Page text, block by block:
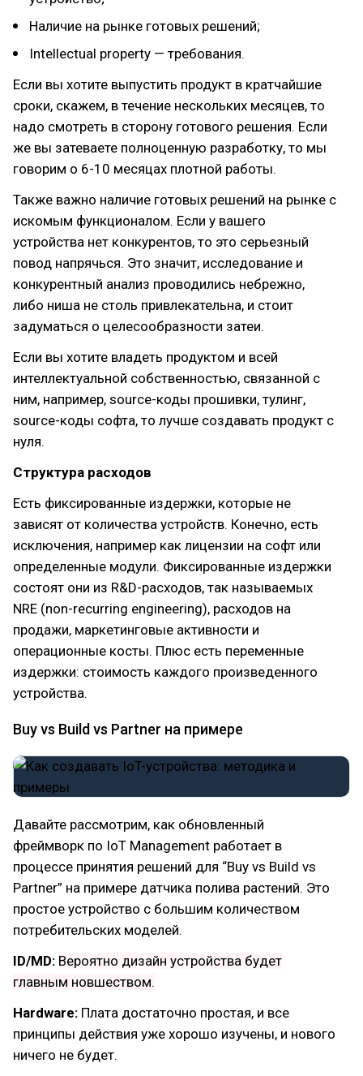
Наличие на рынке готовых решений;
Intellectual property — требования.
Если вы хотите выпустить продукт в кратчайшие
сроки, скажем, в течение нескольких месяцев, то
надо смотреть в сторону готового решения. Если
же вы затеваете полноценную разработку, то мы
говорим о 6-10 месяцах плотной работы.
Также важно наличие готовых решений на рынке с
искомым функционалом. Если у вашего
устройства нет конкурентов, то это серьезный
повод напрячься. Это значит, исследование и
конкурентный анализ проводились небрежно,
либо ниша не столь привлекательна, и стоит
задуматься о целесообразности затеи.
Если вы хотите владеть продуктом и всей
интеллектуальной собственностью, связанной с
ним, например, source-коды прошивки, тулинг,
source-коды софта, то лучше создавать продукт с
нуля.
Структура расходов
Есть фиксированные издержки, которые не
зависят от количества устройств. Конечно, есть
исключения, например как лицензии на софт или
определенные модули. Фиксированные издержки
состоят они из R&D-расходов, так называемых
NRE (non-recurring engineering), расходов на
продажи, маркетинговые активности и
операционные косты. Плюс есть переменные
издержки: стоимость каждого произведенного
устройства.
Buy vs Build vs Partner на примере
Давайте рассмотрим, как обновленный
фреймворк по IoT Management работает в
процессе принятия решений для “Buy vs Build vs
Partner” на примере датчика полива растений. Это
простое устройство с большим количеством
потребительских моделей.
ID/MD: Вероятно дизайн устройства будет
главным новшеством.
Hardware: Плата достаточно простая, и все
принципы действия уже хорошо изучены, и нового
ничего не будет.